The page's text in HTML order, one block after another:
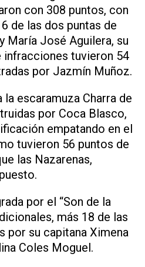
con 308 puntos, con
de las dos puntas de
María José Aguilera, su
infracciones tuvieron 54
por Jazmín Muñoz.
escaramuza Charra de
por Coca Blasco,
empatando en el
tuvieron 56 puntos de
las Nazarenas,
por el “Son de la
más 18 de las
por su capitana Ximena
Coles Moguel.